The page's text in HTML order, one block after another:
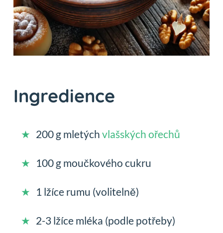
Ingredience
200 g mletýchvlašských ořechů
100 g moučkového cukru
1 lžíce rumu (volitelně)
2-3 lžíce mléka (podle potřeby)